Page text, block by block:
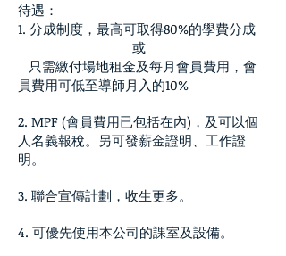
待遇：
1. 分成制度，最高可取得80%的學費分成
或
只需繳付場地租金及每月會員費用，會
員費用可低至導師月入的10%
2. MPF (會員費用已包括在內)，及可以個
人名義報稅。另可發薪金證明、工作證
明。
3. 聯合宣傳計劃，收生更多。
4. 可優先使用本公司的課室及設備。